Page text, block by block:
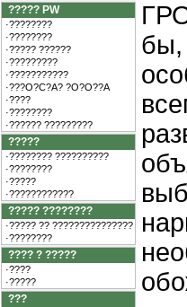
????? PW
·????????
·????????
·????? ??????
·?????????
·???????????
·???O?C?A? ?O?O??A
·????
·????????
·?????? ?????????
?????
·???????? ??????????
·????????
·?????
·????????????
????? ????????
·????? ?? ???????????????
·????????
???? ? ?????
·????
·?????
???
бы,